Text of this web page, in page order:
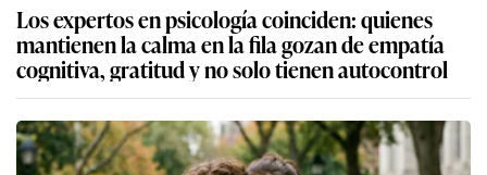
Los expertos en psicología coinciden: quienes
mantienen la calma en la fila gozan de empatía
cognitiva, gratitud y no solo tienen autocontrol